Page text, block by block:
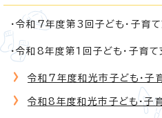
・令和7年度第3回子ども・子育
・令和8年度第1回子ども・子育
令和7年度和光市子ども・子
令和8年度和光市子ども・子